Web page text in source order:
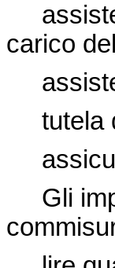
carico
tutela
Gli